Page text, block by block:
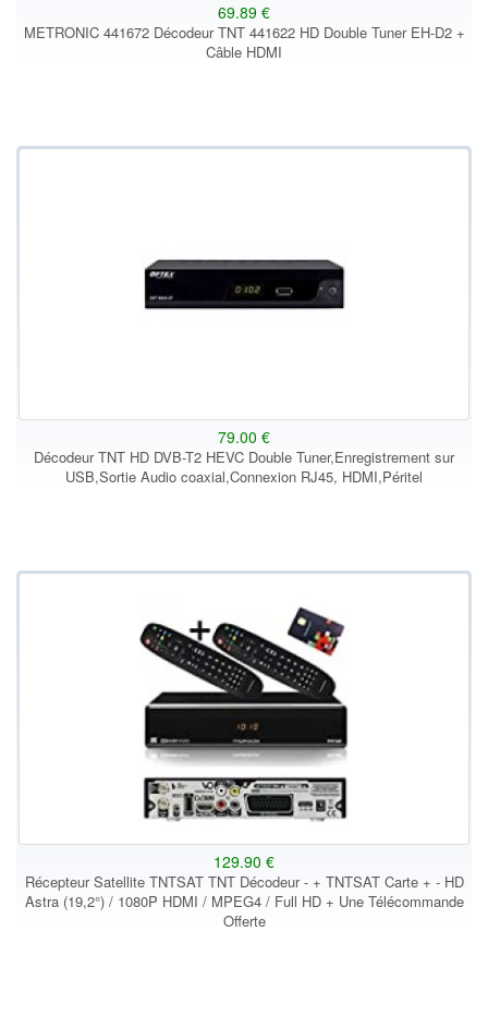
69.89 €
METRONIC 441672 Décodeur TNT 441622 HD Double Tuner EH-D2 +
Câble HDMI
79.00 €
Décodeur TNT HD DVB-T2 HEVC Double Tuner,Enregistrement sur
USB,Sortie Audio coaxial,Connexion RJ45, HDMI,Péritel
129.90 €
Récepteur Satellite TNTSAT TNT Décodeur - + TNTSAT Carte + - HD
Astra (19,2°) / 1080P HDMI / MPEG4 / Full HD + Une Télécommande
Offerte